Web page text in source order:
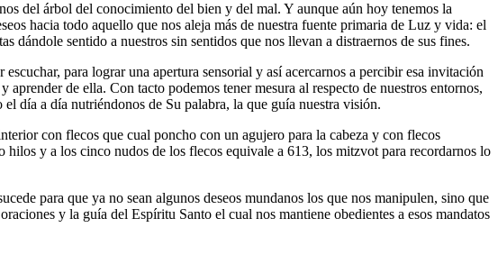
del árbol del conocimiento del bien y del mal. Y aunque aún hoy tenemos la
hacia todo aquello que nos aleja más de nuestra fuente primaria de Luz y vida: el
dándole sentido a nuestros sin sentidos que nos llevan a distraernos de sus fines.
para lograr una apertura sensorial y así acercarnos a percibir esa invitación
de ella. Con tacto podemos tener mesura al respecto de nuestros entornos,
día a día nutriéndonos de Su palabra, la que guía nuestra visión.
y a los cinco nudos de los flecos equivale a 613, los mitzvot para recordarnos lo
para que ya no sean algunos deseos mundanos los que nos manipulen, sino que
y la guía del Espíritu Santo el cual nos mantiene obedientes a esos mandatos